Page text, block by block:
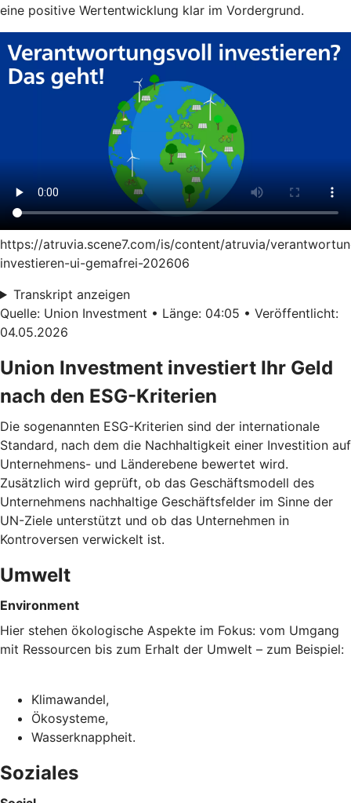
eine positive Wertentwicklung klar im Vordergrund.
https://atruvia.scene7.com/is/content/atruvia/
investieren-ui-gemafrei-202606
Transkript anzeigen
Quelle: Union Investment • Länge: 04:05 • Veröffentlicht:
04.05.2026
Union Investment investiert Ihr Geld
nach den ESG-Kriterien
Die sogenannten ESG-Kriterien sind der internationale
Standard, nach dem die Nachhaltigkeit einer Investition auf
Unternehmens- und Länderebene bewertet wird.
Zusätzlich wird geprüft, ob das Geschäftsmodell des
Unternehmens nachhaltige Geschäftsfelder im Sinne der
UN-Ziele unterstützt und ob das Unternehmen in
Kontroversen verwickelt ist.
Umwelt
Environment
Hier stehen ökologische Aspekte im Fokus: vom Umgang
mit Ressourcen bis zum Erhalt der Umwelt – zum Beispiel:
Klimawandel,
Ökosysteme,
Wasserknappheit.
Soziales